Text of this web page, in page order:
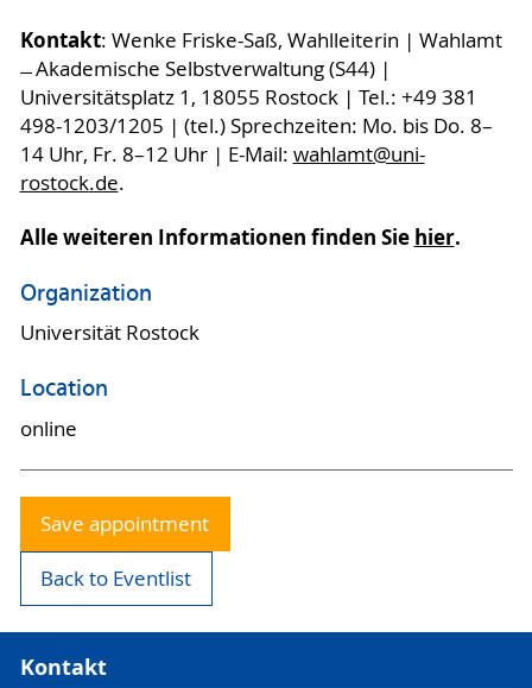
Kontakt: Wenke Friske-Saß, Wahlleiterin | Wahlamt
̶ Akademische Selbstverwaltung (S44) |
Universitätsplatz 1, 18055 Rostock | Tel.: +49 381
498-1203/1205 | (tel.) Sprechzeiten: Mo. bis Do. 8–
14 Uhr, Fr. 8–12 Uhr | E-Mail: wahlamt@uni-
rostock.de.
Alle weiteren Informationen finden Sie hier.
Organization
Universität Rostock
Location
online
Save appointment
Back to Eventlist
Kontakt